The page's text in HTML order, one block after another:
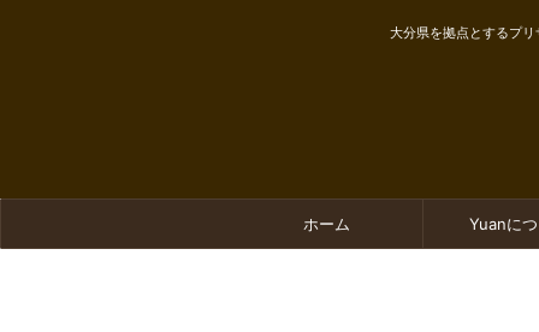
大分県を拠点とするプ
ホーム Yuanに